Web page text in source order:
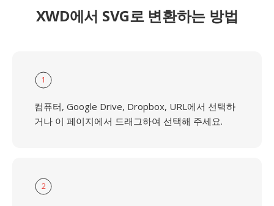
XWD에서 SVG로 변환하는 방법
1
컴퓨터, Google Drive, Dropbox, URL에서 선택하
거나 이 페이지에서 드래그하여 선택해 주세요.
2